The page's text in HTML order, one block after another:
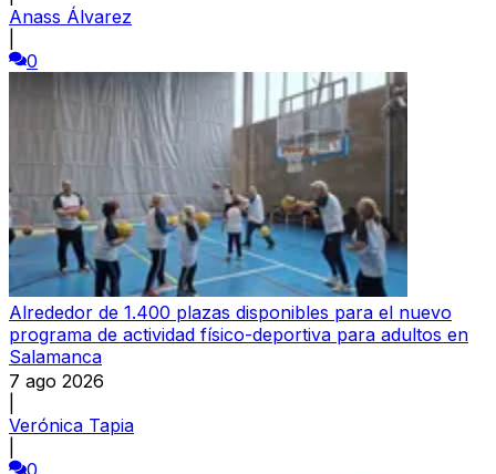
Anass Álvarez
0
Alrededor de 1.400 plazas disponibles para el nuevo
programa de actividad físico-deportiva para adultos en
Salamanca
7 ago 2026
Verónica Tapia
0